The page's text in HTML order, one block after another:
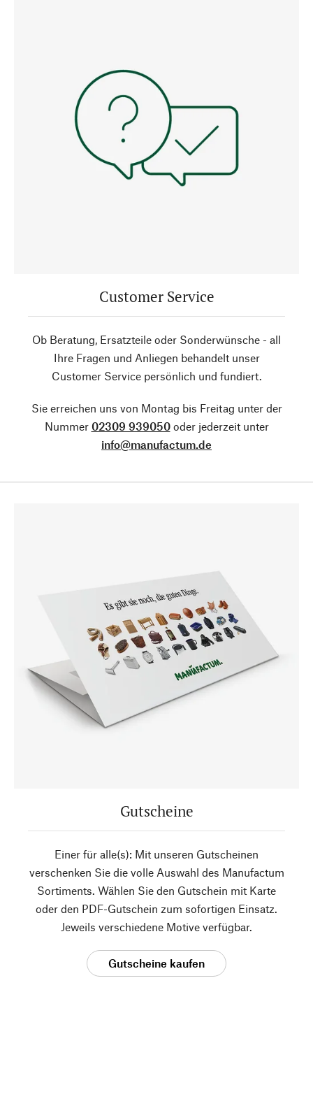
Customer Service
Ob Beratung, Ersatzteile oder Sonderwünsche - all
Ihre Fragen und Anliegen behandelt unser
Customer Service persönlich und fundiert.
Sie erreichen uns von Montag bis Freitag unter der
Nummer 02309 939050oder jederzeit unter
info@manufactum.de
Gutscheine
Einer für alle(s): Mit unseren Gutscheinen
verschenken Sie die volle Auswahl des Manufactum
Sortiments. Wählen Sie den Gutschein mit Karte
oder den PDF-Gutschein zum sofortigen Einsatz.
Jeweils verschiedene Motive verfügbar.
Gutscheine kaufen